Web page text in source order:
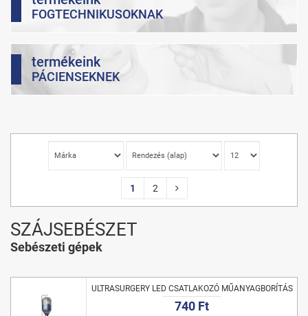
FOGTECHNIKUSOKNAK
termékeink
PÁCIENSEKNEK
1 2
SZÁJSEBÉSZET
Sebészeti gépek
ULTRASURGERY LED CSATLAKOZÓ MŰANYAGBORÍTÁS
740 Ft